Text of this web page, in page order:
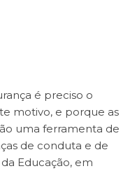
é preciso o
motivo, e porque as
uma ferramenta de
de conduta e de
Educação, em